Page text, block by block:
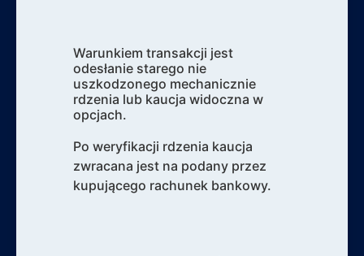
Warunkiem transakcji jest
odesłanie starego nie
uszkodzonego mechanicznie
rdzenia lub kaucja widoczna w
opcjach.
Po weryfikacji rdzenia kaucja
zwracana jest na podany przez
kupującego rachunek bankowy.